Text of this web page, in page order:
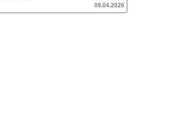
09.04.2026